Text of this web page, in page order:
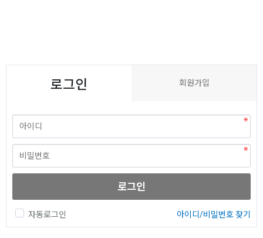
로그인 회원가입
로그인
자동로그인 아이디/비밀번호 찾기